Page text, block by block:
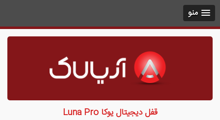
منو
قفل دیجیتال یوکا Luna Pro